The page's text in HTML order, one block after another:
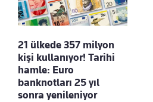
21 ülkede 357 milyon
kişi kullanıyor! Tarihi
hamle: Euro
banknotları 25 yıl
sonra yenileniyor